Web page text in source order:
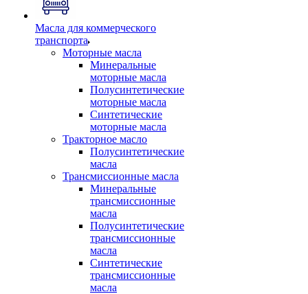
Масла для коммерческого
транспорта
Моторные масла
Минеральные
моторные масла
Полусинтетические
моторные масла
Синтетические
моторные масла
Тракторное масло
Полусинтетические
масла
Трансмиссионные масла
Минеральные
трансмиссионные
масла
Полусинтетические
трансмиссионные
масла
Синтетические
трансмиссионные
масла